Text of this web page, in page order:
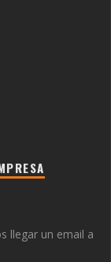
llegar un email a